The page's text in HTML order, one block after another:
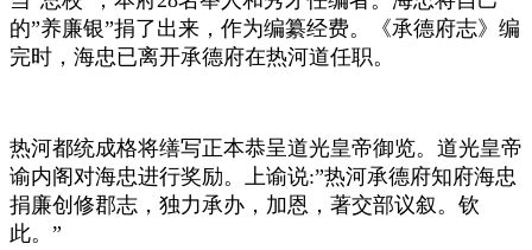
的”养廉银”捐了出来，作为编纂经费。《承德府志》编
完时，海忠已离开承德府在热河道任职。
热河都统成格将缮写正本恭呈道光皇帝御览。道光皇帝
谕内阁对海忠进行奖励。上谕说:”热河承德府知府海忠
捐廉创修郡志，独力承办，加恩，著交部议叙。钦
此。”